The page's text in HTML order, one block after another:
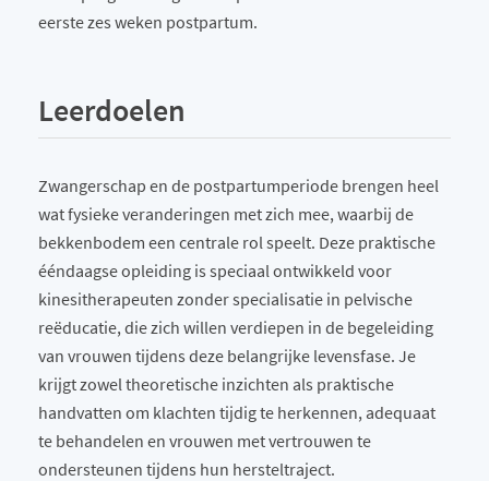
eerste zes weken postpartum.
Leerdoelen
Zwangerschap en de postpartumperiode brengen heel
wat fysieke veranderingen met zich mee, waarbij de
bekkenbodem een centrale rol speelt. Deze praktische
ééndaagse opleiding is speciaal ontwikkeld voor
kinesitherapeuten zonder specialisatie in pelvische
reëducatie, die zich willen verdiepen in de begeleiding
van vrouwen tijdens deze belangrijke levensfase. Je
krijgt zowel theoretische inzichten als praktische
handvatten om klachten tijdig te herkennen, adequaat
te behandelen en vrouwen met vertrouwen te
ondersteunen tijdens hun hersteltraject.